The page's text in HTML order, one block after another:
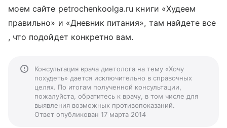
моем сайте petrochenkoolga.ru книги «Худеем
правильно» и «Дневник питания», там найдете все
, что подойдет конкретно вам.
Консультация врача диетолога на тему «Хочу
похудеть» дается исключительно в справочных
целях. По итогам полученной консультации,
пожалуйста, обратитесь к врачу, в том числе для
выявления возможных противопоказаний.
Ответ опубликован 17 марта 2014